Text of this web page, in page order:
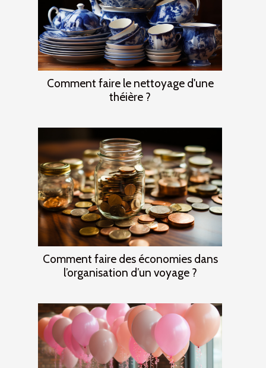
Comment faire le nettoyage d'une
théière ?
Comment faire des économies dans
l’organisation d’un voyage ?